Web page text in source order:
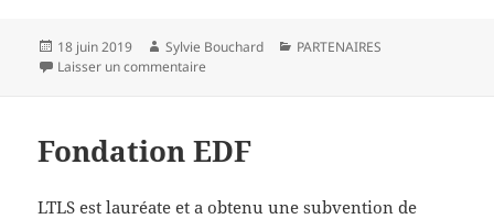
Publié
le
18 juin 2019 Auteur
Sylvie Bouchard Catégories
PARTENAIRES
Laisser un commentaire
Fondation EDF
LTLS est lauréate et a obtenu une subvention de